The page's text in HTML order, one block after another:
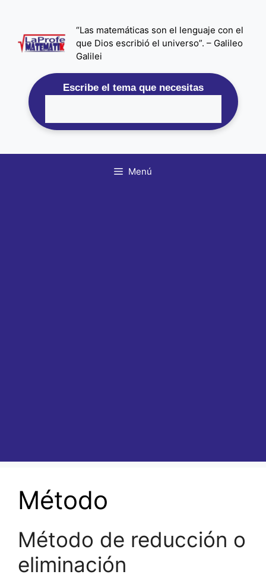
contenido
“Las matemáticas son el lenguaje con el
que Dios escribió el universo”. – Galileo
Galilei
Escribe el tema que necesitas
Menú
Método
Método de reducción o
eliminación